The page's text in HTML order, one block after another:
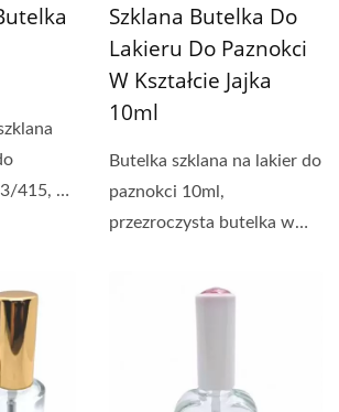
415, z
Szklana Butelka Do
Lakieru Do Paznokci
W Kształcie Jajka
10ml
Butelka szklana na lakier do
paznokci 10ml,
przezroczysta butelka w